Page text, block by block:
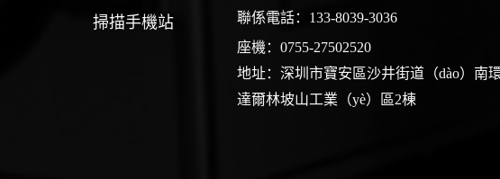
掃描手機站
聯係電話：133-8039-3036
座機：0755-27502520
地址：深圳市寶安區沙井街道（dào）南
達爾林坡山工業（yè）區2棟